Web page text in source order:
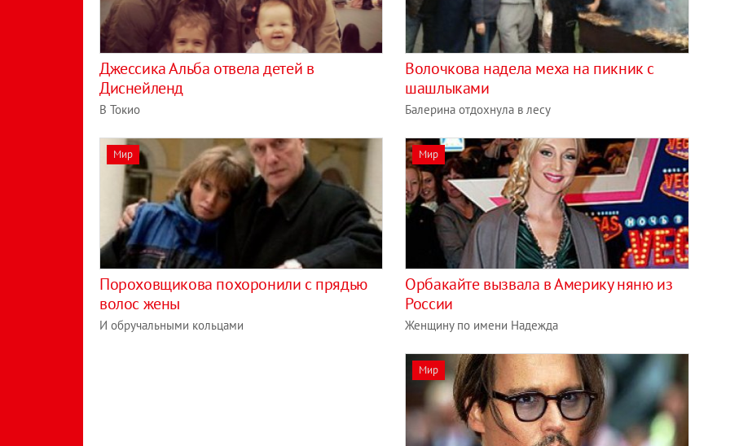
Джессика Альба отвела детей в
Диснейленд
В Токио
Волочкова надела меха на пикник с
шашлыками
Балерина отдохнула в лесу
Мир
Пороховщикова похоронили с прядью
волос жены
И обручальными кольцами
Мир
Орбакайте вызвала в Америку няню из
России
Женщину по имени Надежда
Мир